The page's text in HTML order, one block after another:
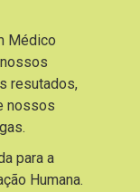
Médico
resutados,
nossos
para a
Humana.